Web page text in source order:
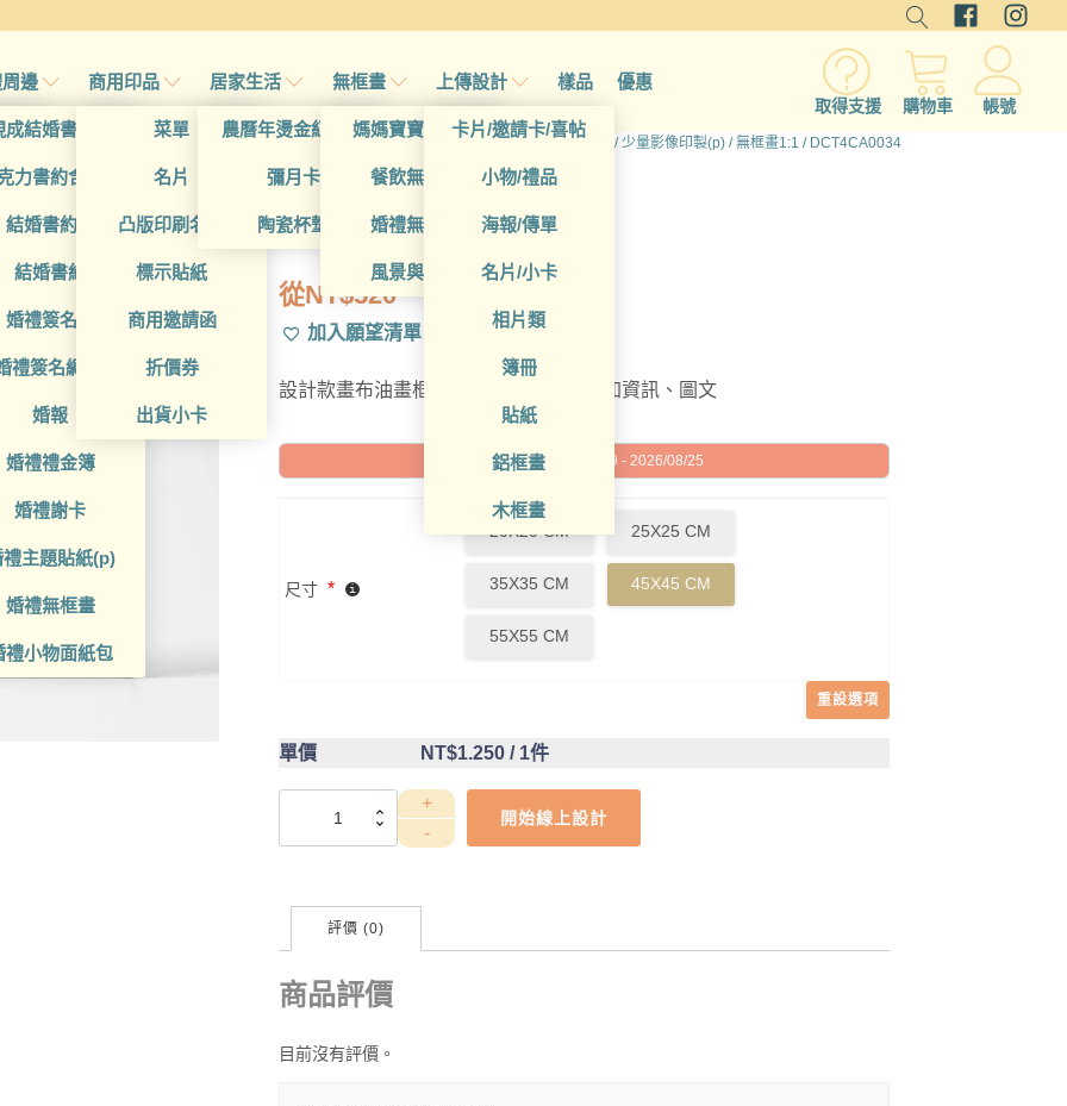
邊
成結婚書約夾
力書約含木座
結婚書約組
結婚書約
婚禮簽名簿
禮簽名綢(p)
婚報
婚禮禮金簿
婚禮謝卡
禮主題貼紙(p)
婚禮無框畫
禮小物面紙包
商用印品
菜單
名片
凸版印刷名片
標示貼紙
商用邀請函
折價券
出貨小卡
居家生活
農曆年燙金紅包袋
彌月卡
陶瓷杯墊
無框畫
媽媽寶寶無框畫
餐飲無框畫
婚禮無框畫
風景與藝術
上傳設計
卡片/邀請卡/喜帖
小物/禮品
海報/傳單
名片/小卡
相片類
簿冊
貼紙
鋁框畫
木框畫
樣品 優惠
取得支援 購物車 帳號
首頁 /所有產品 /少量影像印製(p) /無框畫1:1 / DCT4CA0034
DCT4CA0034
從NT$520
加入願望清單
設計款畫布油畫框，可進一步編輯或增加資訊、圖文
預計到貨日: 2026/08/19 - 2026/08/25
尺寸 *
20X20 CM 25X25 CM
35X35 CM 45X45 CM
55X55 CM
重設選項
單價 NT$1.250 / 1件
DCT4CA0034
開始線上設計
評價 (0)
商品評價
目前沒有評價。